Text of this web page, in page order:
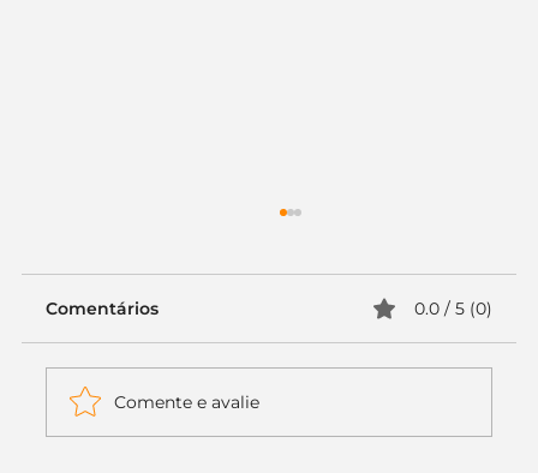
Comentários 0.0 / 5 (0)
Comente e avalie